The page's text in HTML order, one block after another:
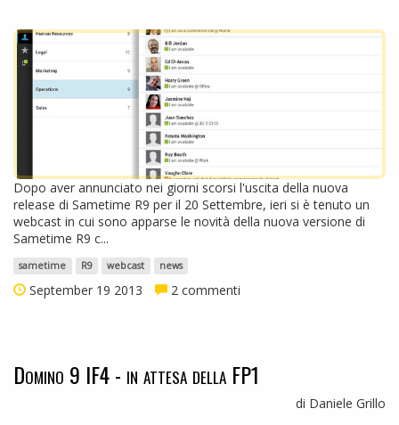
Dopo aver annunciato nei giorni scorsi l'uscita della nuova
release di Sametime R9 per il 20 Settembre, ieri si è tenuto un
webcast in cui sono apparse le novità della nuova versione di
Sametime R9 c...
sametime R9 webcast news
September 19 2013 2 commenti
Domino 9 IF4 - in attesa della FP1
di Daniele Grillo